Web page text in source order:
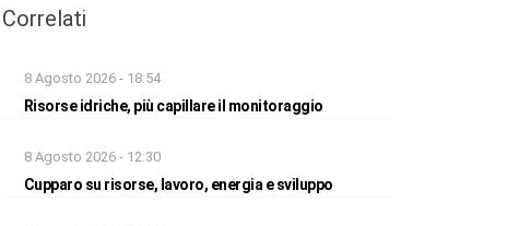
Correlati
8 Agosto 2026 - 18:54
Risorse idriche, più capillare il monitoraggio
8 Agosto 2026 - 12:30
Cupparo su risorse, lavoro, energia e sviluppo